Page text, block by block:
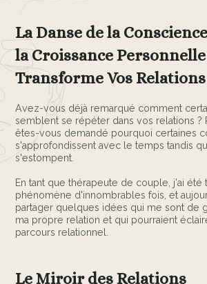
La Danse de la
la Croissance Personnelle
Transforme Vos Relations
Avez-vous déjà remarqué comment
semblent se répéter dans vos relations ?
êtes-vous demandé pourquoi certaines
s'approfondissent avec le temps tandis
s'estompent.
En tant que thérapeute de couple, j'ai été
phénomène d'innombrables fois, et
partager quelques idées qui me sont de
ma propre relation et qui pourraient
parcours relationnel.
Le Miroir des Relations